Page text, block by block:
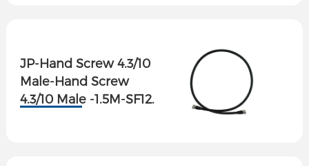
JP-Hand Screw 4.3/10
Male-Hand Screw
4.3/10 Male -1.5M-SF12.